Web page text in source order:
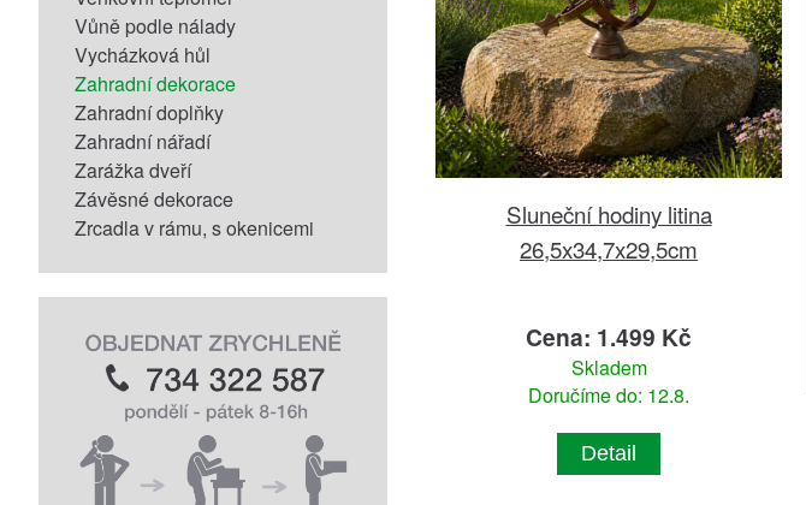
Vůně podle nálady
Vycházková hůl
Zahradní dekorace
Zahradní doplňky
Zahradní nářadí
Zarážka dveří
Závěsné dekorace
Zrcadla v rámu, s okenicemi
Sluneční hodiny litina
26,5x34,7x29,5cm
Cena: 1.499 Kč
Skladem
Doručíme do: 12.8.
Detail